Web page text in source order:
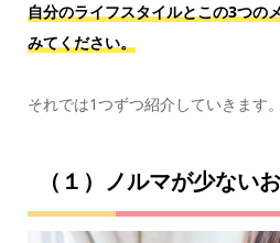
自分のライフスタイルとこの3つの
みてください。
それでは1つずつ紹介していきます。
（１）ノルマが少ない